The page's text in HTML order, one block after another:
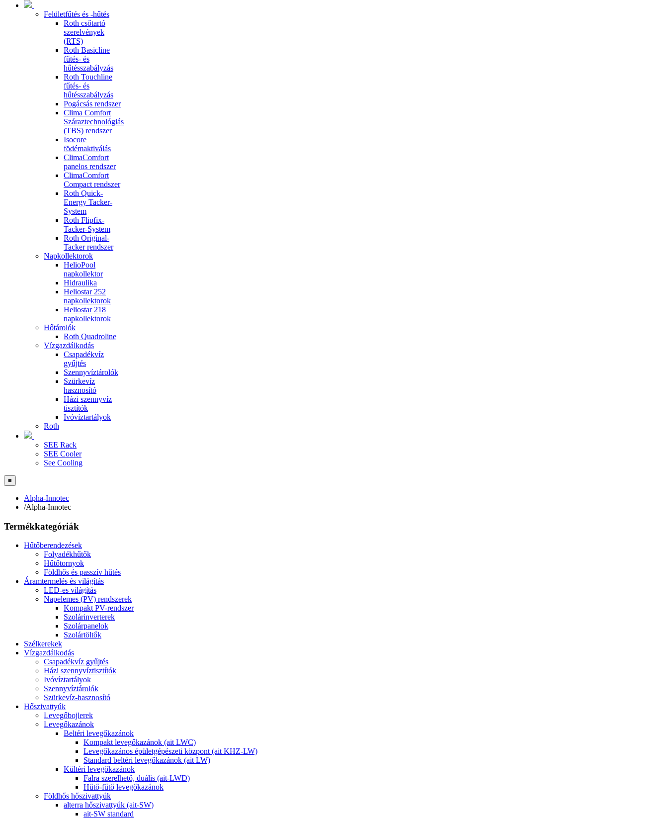
Felületfűtés és -hűtés
Roth csőtartó
szerelvények
(RTS)
Roth Basicline
fűtés- és
hűtésszabályzás
Roth Touchline
fűtés- és
hűtésszabályzás
Pogácsás rendszer
Clima Comfort
Száraztechnológiás
(TBS) rendszer
Isocore
födémaktiválás
ClimaComfort
panelos rendszer
ClimaComfort
Compact rendszer
Roth Quick-
Energy Tacker-
System
Roth Flipfix-
Tacker-System
Roth Original-
Tacker rendszer
Napkollektorok
HelioPool
napkollektor
Hidraulika
Heliostar 252
napkollektorok
Heliostar 218
napkollektorok
Hőtárolók
Roth Quadroline
Vízgazdálkodás
Csapadékvíz
gyűjtés
Szennyvíztárolók
Szürkevíz
hasznosító
Házi szennyvíz
tisztítók
Ivóvíztartályok
Roth
SEE Rack
SEE Cooler
See Cooling
≡
Alpha-Innotec
/Alpha-Innotec
Termékkategóriák
Hűtőberendezések
Folyadékhűtők
Hűtőtornyok
Földhős és passzív hűtés
Áramtermelés és világítás
LED-es világítás
Napelemes (PV) rendszerek
Kompakt PV-rendszer
Szolárinverterek
Szolárpanelok
Szolártöltők
Szélkerekek
Vízgazdálkodás
Csapadékvíz gyűjtés
Házi szennyvíztisztítók
Ivóvíztartályok
Szennyvíztárolók
Szürkevíz-hasznosító
Hőszivattyúk
Levegőbojlerek
Levegőkazánok
Beltéri levegőkazánok
Kompakt levegőkazánok (ait LWC)
Levegőkazános épületgépészeti központ (ait KHZ-LW)
Standard beltéri levegőkazánok (ait LW)
Kültéri levegőkazánok
Falra szerelhető, duális (ait-LWD)
Hűtő-fűtő levegőkazánok
Földhős hőszivattyúk
alterra hőszivattyúk (ait-SW)
ait-SW standard